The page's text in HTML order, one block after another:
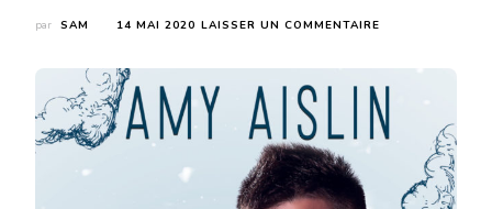
par SAM 14 MAI 2020 LAISSER UN COMMENTAIRE
AMY
AISLIN